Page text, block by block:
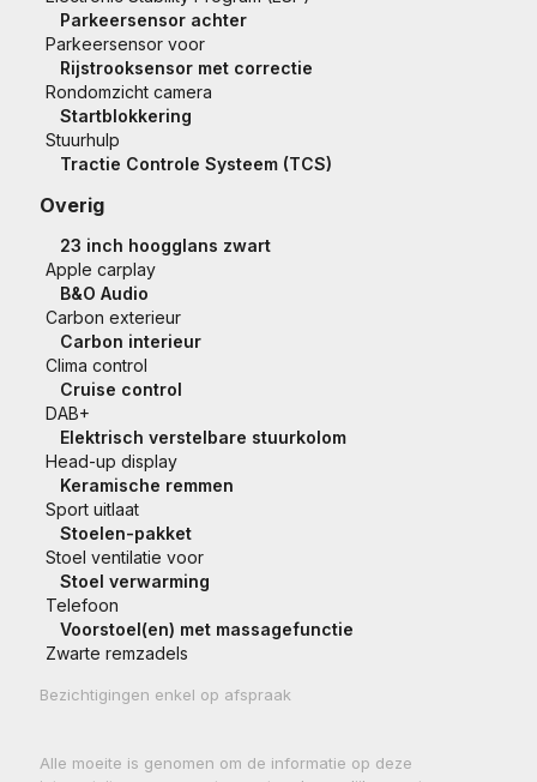
Parkeersensor achter
Parkeersensor voor
Rijstrooksensor met correctie
Rondomzicht camera
Startblokkering
Stuurhulp
Tractie Controle Systeem (TCS)
Overig
23 inch hoogglans zwart
Apple carplay
B&O Audio
Carbon exterieur
Carbon interieur
Clima control
Cruise control
DAB+
Elektrisch verstelbare stuurkolom
Head-up display
Keramische remmen
Sport uitlaat
Stoelen-pakket
Stoel ventilatie voor
Stoel verwarming
Telefoon
Voorstoel(en) met massagefunctie
Zwarte remzadels
Bezichtigingen enkel op afspraak
Alle moeite is genomen om de informatie op deze